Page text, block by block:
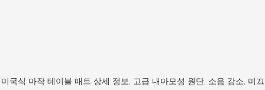
미국식 마작 테이블 매트 상세 정보, 고급 내마모성 원단, 소음 감소, 미끄